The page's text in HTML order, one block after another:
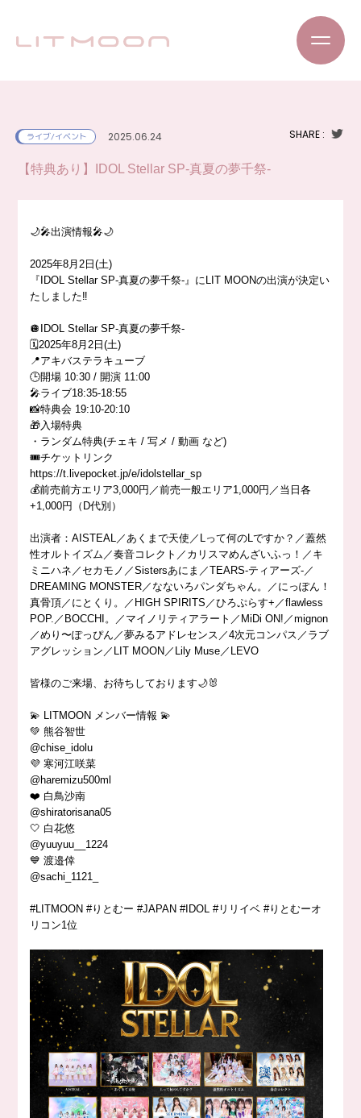
ライブ/イベント 2025.06.24 SHARE :
【特典あり】IDOL Stellar SP-真夏の夢千祭-
🌙🎤出演情報🎤🌙
2025年8月2日(土)
『IDOL Stellar SP-真夏の夢千祭-』にLIT MOONの出演が決定い
たしました‼️
🪩IDOL Stellar SP-真夏の夢千祭-
🗓️2025年8月2日(土)
📍アキバステラキューブ
🕒開場 10:30 / 開演 11:00
🎤ライブ18:35-18:55
📸特典会 19:10-20:10
🎁入場特典
・ランダム特典(チェキ / 写メ / 動画 など)
🎟️チケットリンク
https://t.livepocket.jp/e/idolstellar_sp
💰前売前方エリア3,000円／前売一般エリア1,000円／当日各
+1,000円（D代別）
出演者：AISTEAL／あくまで天使／Lって何のLですか？／蓋然
性オルトイズム／奏音コレクト／カリスマめんざいふっ！／キ
ミニハネ／セカモノ／Sistersあにま／TEARS-ティアーズ-／
DREAMING MONSTER／なないろパンダちゃん。／にっぽん！
真骨頂／にとくり。／HIGH SPIRITS／ひろぷらす+／flawless
POP.／BOCCHI。／マイノリティアラート／MiDi ON!／mignon
／めり〜ぽっぴん／夢みるアドレセンス／4次元コンパス／ラブ
アグレッション／LIT MOON／Lily Muse／LEVO
皆様のご来場、お待ちしております🌙🐰
💫 LITMOON メンバー情報 💫
💚 熊谷智世
@chise_idolu
💜 寒河江咲菜
@haremizu500ml
❤️ 白鳥沙南
@shiratorisana05
🤍 白花悠
@yuuyuu__1224
💙 渡邉倖
@sachi_1121_
#LITMOON #りとむー #JAPAN #IDOL #リリイベ #りとむーオ
リコン1位